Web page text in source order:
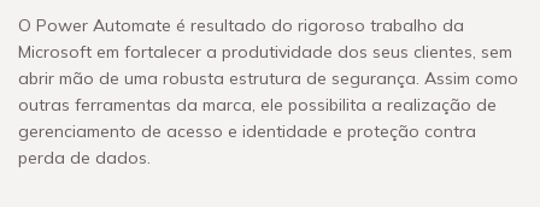
O Power Automate é resultado do rigoroso trabalho da
Microsoft em fortalecer a produtividade dos seus clientes, sem
abrir mão de uma robusta estrutura de segurança. Assim como
outras ferramentas da marca, ele possibilita a realização de
gerenciamento de acesso e identidade e proteção contra
perda de dados.